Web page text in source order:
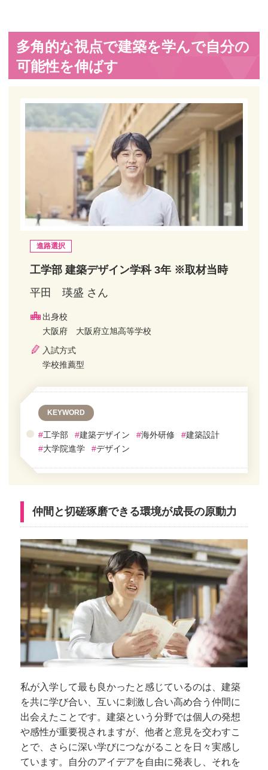
多角的な視点で建築を学んで自分の
可能性を伸ばす
進路選択
工学部 建築デザイン学科 3年 ※取材当時
平田 瑛盛 さん
出身校
大阪府 大阪府立旭高等学校
入試方式
学校推薦型
KEYWORD
#工学部 #建築デザイン #海外研修 #建築設計
#大学院進学 #デザイン
仲間と切磋琢磨できる環境が成長の原動力
私が入学して最も良かったと感じているのは、建築
を共に学び合い、互いに刺激し合い高め合う仲間に
出会えたことです。建築という分野では個人の発想
や感性が重要視されますが、他者と意見を交わすこ
とで、さらに深い学びにつながることを日々実感し
ています。自分のアイデアを自由に発表し、それを